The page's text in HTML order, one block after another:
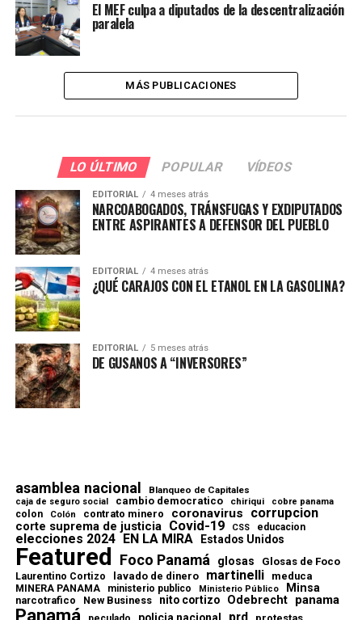
El MEF culpa a diputados de la descentralización
paralela
MÁS PUBLICACIONES
LO ÚLTIMO POPULAR VÍDEOS
EDITORIAL 4 meses atrás
NARCOABOGADOS, TRÁNSFUGAS Y EXDIPUTADOS
ENTRE ASPIRANTES A DEFENSOR DEL PUEBLO
EDITORIAL 4 meses atrás
¿QUÉ CARAJOS CON EL ETANOL EN LA GASOLINA?
EDITORIAL 5 meses atrás
DE GUSANOS A “INVERSORES”
asamblea nacional Blanqueo de Capitales
caja de seguro social cambio democratico chiriqui cobre panama
colon Colón contrato minero coronavirus corrupcion
corte suprema de justicia Covid-19 CSS educacion
elecciones 2024 EN LA MIRA Estados Unidos
Featured Foco Panamá glosas Glosas de Foco
Laurentino Cortizo lavado de dinero martinelli meduca
MINERA PANAMA ministerio publico Ministerio Público Minsa
narcotrafico New Business nito cortizo Odebrecht panama
Panamá